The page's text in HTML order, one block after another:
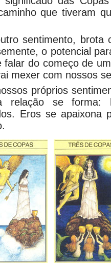
que tiveram
sentimento,
o potencial
falar do começo de
mexer com nossos
próprios
relação se forma:
Eros se apaixona